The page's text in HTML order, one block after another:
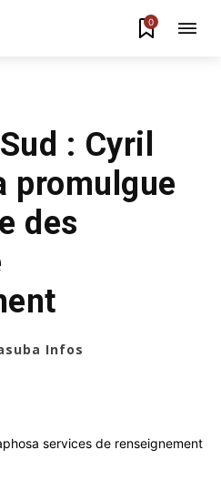
0
: Cyril
promulgue
des
Infos